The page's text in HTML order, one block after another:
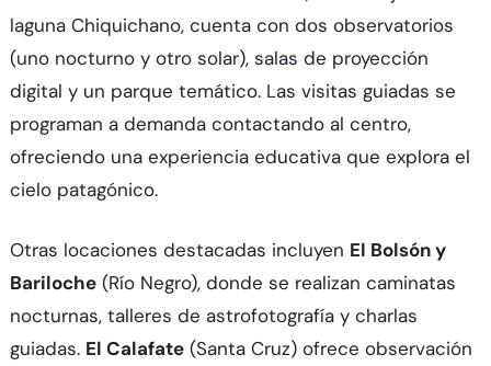
laguna Chiquichano, cuenta con dos observatorios
(uno nocturno y otro solar), salas de proyección
digital y un parque temático. Las visitas guiadas se
programan a demanda contactando al centro,
ofreciendo una experiencia educativa que explora el
cielo patagónico.​
Otras locaciones destacadas incluyen El Bolsón y
Bariloche(Río Negro), donde se realizan caminatas
nocturnas, talleres de astrofotografía y charlas
guiadas. El Calafate(Santa Cruz) ofrece observación